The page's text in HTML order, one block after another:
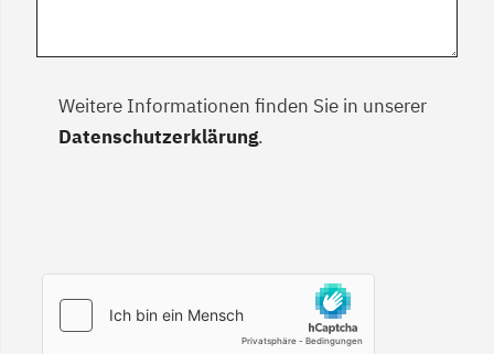
Weitere Informationen finden Sie in unserer
Datenschutzerklärung.